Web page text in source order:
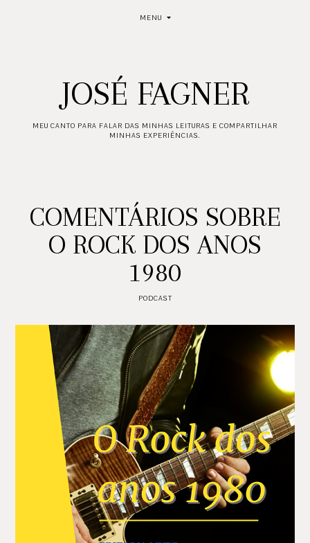
MENU
JOSÉ FAGNER
MEU CANTO PARA FALAR DAS MINHAS LEITURAS E COMPARTILHAR
MINHAS EXPERIÊNCIAS.
COMENTÁRIOS SOBRE
O ROCK DOS ANOS
1980
PODCAST